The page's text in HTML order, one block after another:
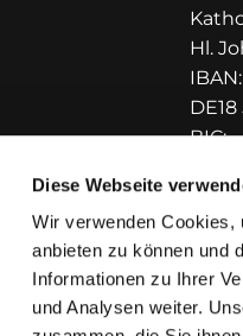
Diese Webseite
Wir verwenden Cookies,
anbieten zu können und
Informationen zu Ihrer
und Analysen weiter.
Hl.
IBAN:
BIC: